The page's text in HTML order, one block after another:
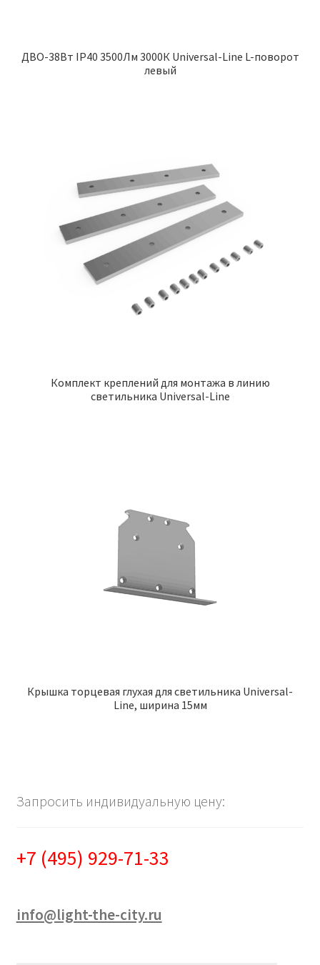
ДВО-38Вт IP40 3500Лм 3000К Universal-Line L-поворот
левый
Комплект креплений для монтажа в линию
светильника Universal-Line
Крышка торцевая глухая для светильника Universal-
Line, ширина 15мм
Запросить индивидуальную цену:
+7 (495) 929-71-33
info@light-the-city.ru